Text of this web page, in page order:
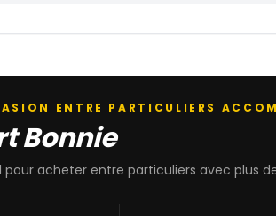
ENTRE PARTICULIERS
Bonnie
pour acheter entre particuliers avec plus